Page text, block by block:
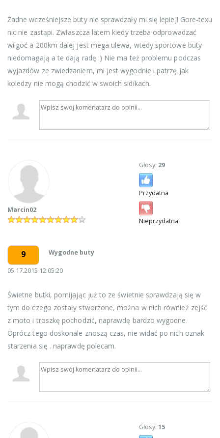
Żadne wcześniejsze buty nie sprawdzały mi się lepiej! Gore-texu
nic nie zastąpi. Zwłaszcza latem kiedy trzeba odprowadzać
wilgoć a 200km dalej jest mega ulewa, wtedy sportowe buty
niedomagają a te dają radę :) Nie ma też problemu podczas
wyjazdów ze zwiedzaniem, mi jest wygodnie i patrzę jak
koledzy nie mogą chodzić w swoich sidikach.
Marcin02
Głosy: 29
Przydatna
Nieprzydatna
9 Wygodne buty
05.17.2015 12:05:20
Świetne butki, pomijając już to ze świetnie sprawdzają się w
tym do czego zostały stworzone, można w nich również zejść
z moto i troszkę pochodzić, naprawdę bardzo wygodne.
Oprócz tego doskonale znoszą czas, nie widać po nich oznak
starzenia się . naprawdę polecam.
Głosy: 15